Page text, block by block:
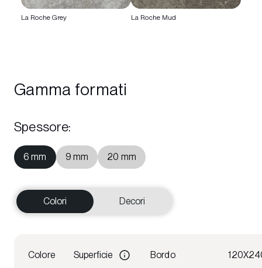
La Roche Grey La Roche Mud
Gamma formati
Spessore:
6 mm 9 mm 20 mm
Colori Decori
Colore Superficie Bordo